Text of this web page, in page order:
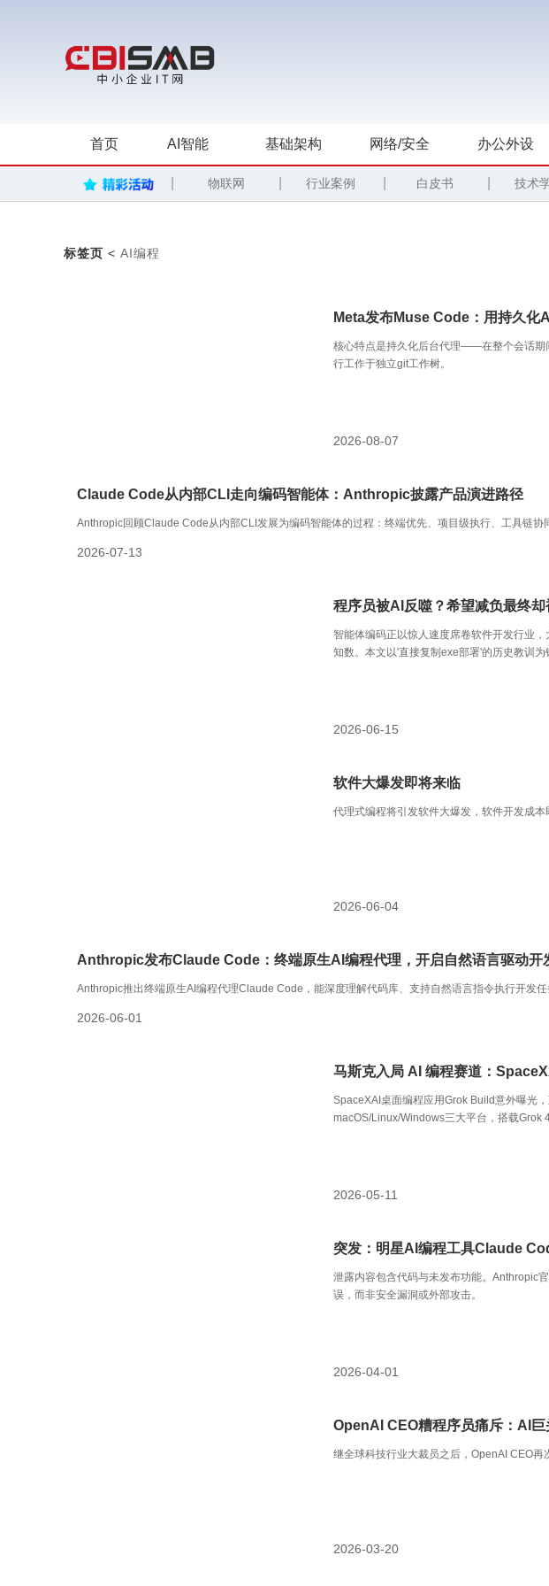
首页 AI智能 基础架构 网络/安全 办公外设
物联网 行业案例 白皮书 技术
标签页 < AI编程
Meta发布Muse Code：用持久化
核心特点是持久化后台代理——在整个会话期
行工作于独立git工作树。
2026-08-07
Claude Code从内部CLI走向编码智能体：Anthropic披露产品演进路径
Anthropic回顾Claude Code从内部CLI发展为编码智能体的过程：终端优先、项目级执行、工具链协
2026-07-13
程序员被AI反噬？希望减负最终却
智能体编码正以惊人速度席卷软件开发行业
知数。本文以'直接复制exe部署'的历史教训
2026-06-15
软件大爆发即将来临
代理式编程将引发软件大爆发，软件开发成本
2026-06-04
Anthropic发布Claude Code：终端原生AI编程代理，开启自然语言驱动开
Anthropic推出终端原生AI编程代理Claude Code，能深度理解代码库、支持自然语言指令执行开发任
2026-06-01
马斯克入局 AI 编程赛道：
SpaceXAI桌面编程应用Grok Build意外曝光
macOS/Linux/Windows三大平台，搭载Grok
2026-05-11
突发：明星AI编程工具Claude
泄露内容包含代码与未发布功能。Anthropic
误，而非安全漏洞或外部攻击。
2026-04-01
OpenAI CEO糟程序员痛斥：AI
继全球科技行业大裁员之后，OpenAI CEO再
2026-03-20